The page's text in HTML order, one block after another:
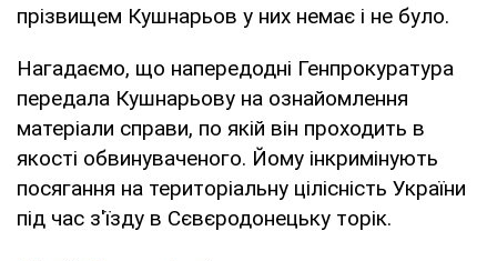
прізвищем Кушнарьов у них немає і не було.
Нагадаємо, що напередодні Генпрокуратура
передала Кушнарьову на ознайомлення
матеріали справи, по якій він проходить в
якості обвинуваченого. Йому інкримінують
посягання на територіальну цілісність України
під час з'їзду в Сєвєродонецьку торік.